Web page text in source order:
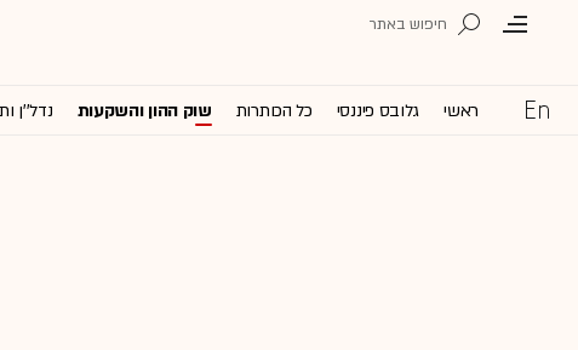
ראשי גלובס פיננסי כל הכותרות שוק ההון והשקעות נדל''ן